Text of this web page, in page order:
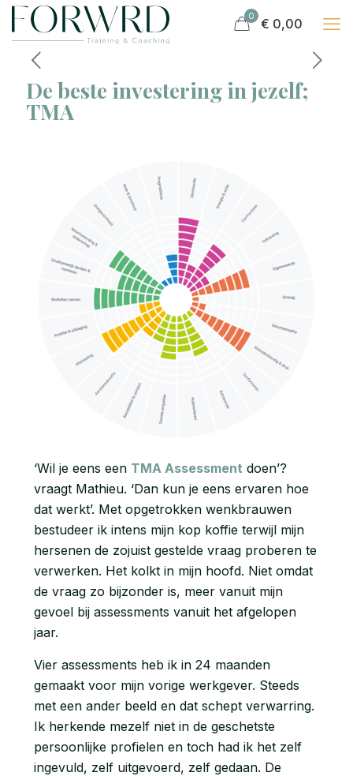
0 € 0,00
De beste investering in jezelf;
TMA
‘Wil je eens een TMA Assessment doen’?
vraagt Mathieu. ‘Dan kun je eens ervaren hoe
dat werkt’. Met opgetrokken wenkbrauwen
bestudeer ik intens mijn kop koffie terwijl mijn
hersenen de zojuist gestelde vraag proberen te
verwerken. Het kolkt in mijn hoofd. Niet omdat
de vraag zo bijzonder is, meer vanuit mijn
gevoel bij assessments vanuit het afgelopen
jaar.
Vier assessments heb ik in 24 maanden
gemaakt voor mijn vorige werkgever. Steeds
met een ander beeld en dat schept verwarring.
Ik herkende mezelf niet in de geschetste
persoonlijke profielen en toch had ik het zelf
ingevuld, zelf uitgevoerd, zelf gedaan. De